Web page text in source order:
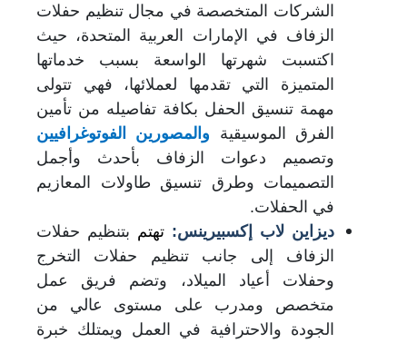
الشركات المتخصصة في مجال تنظيم حفلات
الزفاف في الإمارات العربية المتحدة، حيث
اكتسبت شهرتها الواسعة بسبب خدماتها
المتميزة التي تقدمها لعملائها، فهي تتولى
مهمة تنسيق الحفل بكافة تفاصيله من تأمين
الفرق الموسيقية والمصورين الفوتوغرافيين
وتصميم دعوات الزفاف بأحدث وأجمل
التصميمات وطرق تنسيق طاولات المعازيم
في الحفلات.
ديزاين لاب إكسبيرينس: تهتم بتنظيم حفلات
الزفاف إلى جانب تنظيم حفلات التخرج
وحفلات أعياد الميلاد، وتضم فريق عمل
متخصص ومدرب على مستوى عالي من
الجودة والاحترافية في العمل ويمتلك خبرة